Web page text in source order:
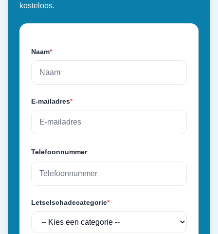
kosteloos.
Naam*
E-mailadres*
Telefoonnummer
Letselschadecategorie*